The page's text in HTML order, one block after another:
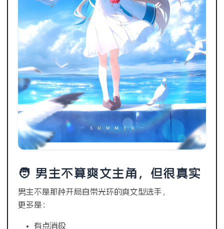
🧑 男主不算爽文主角，但很真实
男主不是那种开局自带光环的爽文型选手，
更多是：
有点消极